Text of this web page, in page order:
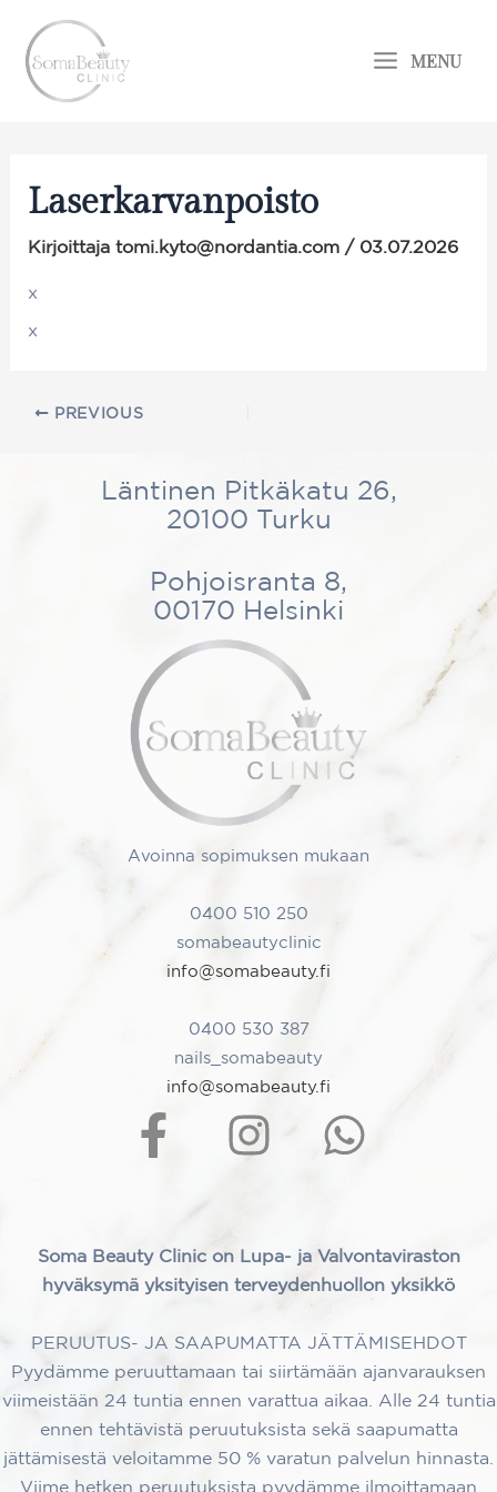
sisältöön
Menu
MENU
Laserkarvanpoisto
Kirjoittaja tomi.kyto@nordantia.com / 03.07.2026
x
x
PREVIOUS
Läntinen Pitkäkatu 26,
20100 Turku
Pohjoisranta 8,
00170 Helsinki
Avoinna sopimuksen mukaan
0400 510 250
somabeautyclinic
info@somabeauty.fi
0400 530 387
nails_somabeauty
info@somabeauty.fi
Soma Beauty Clinic on Lupa- ja Valvontaviraston
hyväksymä yksityisen terveydenhuollon yksikkö
PERUUTUS- JA SAAPUMATTA JÄTTÄMISEHDOT
Pyydämme peruuttamaan tai siirtämään ajanvarauksen
viimeistään 24 tuntia ennen varattua aikaa. Alle 24 tuntia
ennen tehtävistä peruutuksista sekä saapumatta
jättämisestä veloitamme 50 % varatun palvelun hinnasta.
Viime hetken peruutuksista pyydämme ilmoittamaan